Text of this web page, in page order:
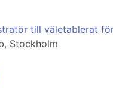
till väletablerat
Stockholm